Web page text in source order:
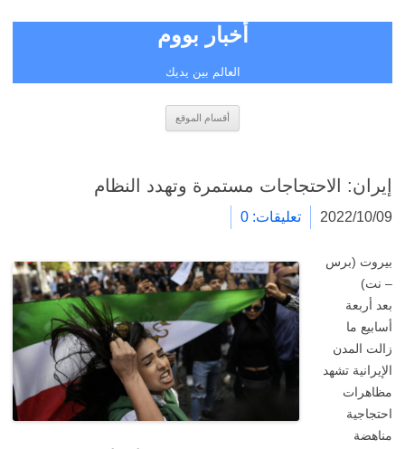
أخبار بووم
العالم بين يديك
أقسام الموقع
إيران: الاحتجاجات مستمرة وتهدد النظام
2022/10/09 تعليقات: 0
بيروت (برس
– نت)
بعد أربعة
أسابيع ما
زالت المدن
الإيرانية تشهد
مظاهرات
احتجاجية
مناهضة